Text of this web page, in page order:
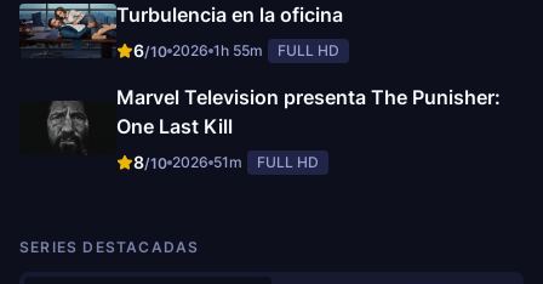
Turbulencia en la oficina
6/10 2026 1h 55m FULL HD
Marvel Television presenta The Punisher:
One Last Kill
8/10 2026 51m FULL HD
SERIES DESTACADAS